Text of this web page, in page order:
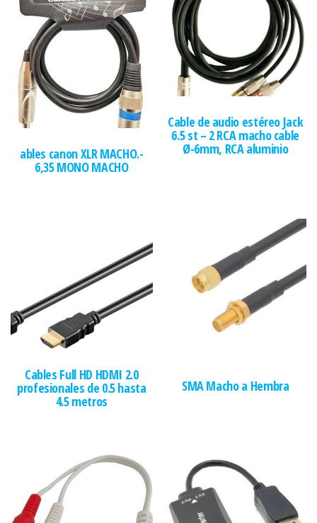
ables canon XLR MACHO.-
6,35 MONO MACHO
Cable de audio estéreo Jack
6.5 st – 2 RCA macho cable
Ø-6mm, RCA aluminio
Cables Full HD HDMI 2.0
profesionales de 0.5 hasta
4.5 metros
SMA Macho a Hembra